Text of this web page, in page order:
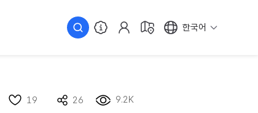
한국어
19 26 9.2K